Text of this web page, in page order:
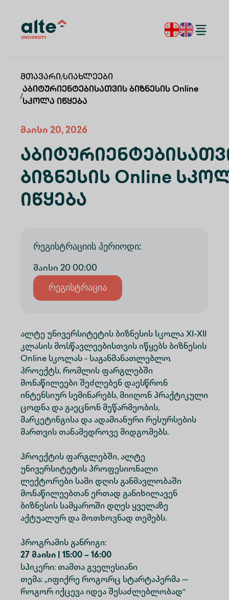
Მთავარი/Სიახლეები
/
Აბიტურიენტებისათვის Ბიზნესის Online
Სკოლა Იწყება
მაისი 20, 2026
Ბიზნესის Online
Იწყება
რეგისტრაციის პერიოდი:
მაისი 20 00:00
Რეგისტრაცია
ალტე უნივერსიტეტის ბიზნესის სკოლა XI-XII
კლასის მოსწავლეებისთვის იწყებს ბიზნესის
Online სკოლას - საგანმანათლებლო
პროექტს, რომლის ფარგლებში
მონაწილეები შეძლებენ დაესწრონ
ინტენსიურ სემინარებს, მიიღონ პრაქტიკული
ცოდნა და გაეცნონ მეწარმეობის,
მარკეტინგისა და ადამიანური რესურსების
მართვის თანამედროვე მიდგომებს.
პროექტის ფარგლებში, ალტე
უნივერსიტეტის პროფესიონალი
ლექტორები სამი დღის განმავლობაში
მონაწილეებთან ერთად განიხილავენ
ბიზნესის სამყაროში დღეს ყველაზე
აქტუალურ და მოთხოვნად თემებს.
პროგრამის განრიგი:
27 მაისი | 15:00 – 16:00
სპიკერი: თამთა გველესიანი
თემა: „იფიქრე როგორც სტარტაპერმა —
როგორ იქცევა იდეა შესაძლებლობად“